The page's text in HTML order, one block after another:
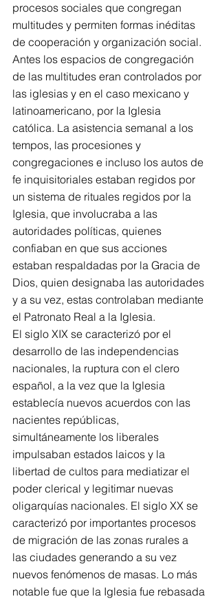
procesos sociales que congregan
multitudes y permiten formas inéditas
de cooperación y organización social.
Antes los espacios de congregación
de las multitudes eran controlados por
las iglesias y en el caso mexicano y
latinoamericano, por la Iglesia
católica. La asistencia semanal a los
tempos, las procesiones y
congregaciones e incluso los autos de
fe inquisitoriales estaban regidos por
un sistema de rituales regidos por la
Iglesia, que involucraba a las
autoridades políticas, quienes
confiaban en que sus acciones
estaban respaldadas por la Gracia de
Dios, quien designaba las autoridades
y a su vez, estas controlaban mediante
el Patronato Real a la Iglesia.
El siglo XIX se caracterizó por el
desarrollo de las independencias
nacionales, la ruptura con el clero
español, a la vez que la Iglesia
establecía nuevos acuerdos con las
nacientes repúblicas,
simultáneamente los liberales
impulsaban estados laicos y la
libertad de cultos para mediatizar el
poder clerical y legitimar nuevas
oligarquías nacionales. El siglo XX se
caracterizó por importantes procesos
de migración de las zonas rurales a
las ciudades generando a su vez
nuevos fenómenos de masas. Lo más
notable fue que la Iglesia fue rebasada